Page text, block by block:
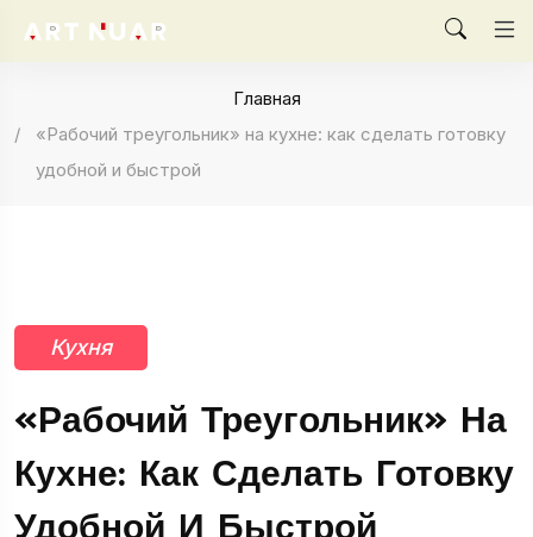
Главная
«Рабочий треугольник» на кухне: как сделать готовку
удобной и быстрой
Кухня
«Рабочий Треугольник» На
Кухне: Как Сделать Готовку